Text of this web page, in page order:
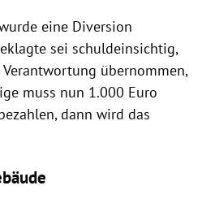
eine Diversion
sei schuldeinsichtig,
übernommen,
muss nun 1.000 Euro
dann wird das